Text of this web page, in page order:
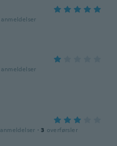
anmeldelser
anmeldelser
anmeldelser · 3 overførsler